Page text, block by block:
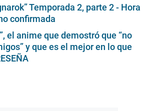
Temporada 2, parte 2 - Hora
confirmada
el anime que demostró que “no
y que es el mejor en lo que